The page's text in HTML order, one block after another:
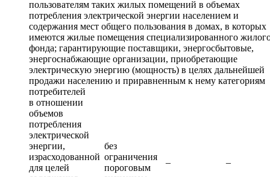
пользователям таких жилых помещений в объемах
потребления электрической энергии населением и
содержания мест общего пользования в домах, в которых
имеются жилые помещения специализированного
фонда; гарантирующие поставщики, энергосбытовые,
энергоснабжающие организации, приобретающие
электрическую энергию (мощность) в целях дальнейшей
продажи населению и приравненным к нему категориям
потребителей
в отношении
объемов
потребления
электрической
энергии,
израсходованной
для целей
без
ограничения
пороговым
– –